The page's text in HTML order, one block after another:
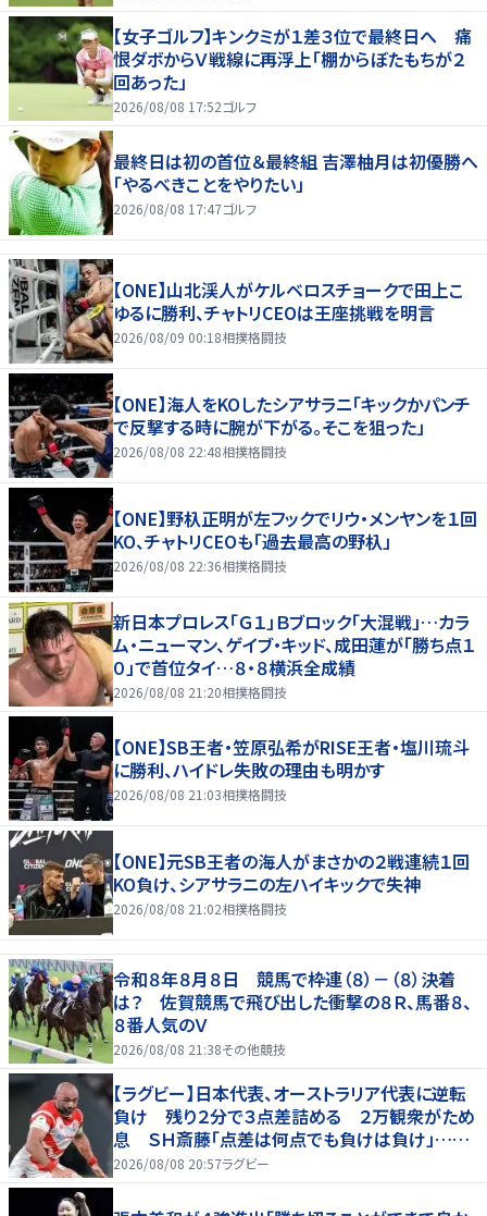
【女子ゴルフ】キンクミが１差３位で最終日へ 痛
恨ダボからＶ戦線に再浮上「棚からぼたもちが２
回あった」
2026/08/08 17:52ゴルフ
最終日は初の首位＆最終組 吉澤柚月は初優勝へ
「やるべきことをやりたい」
2026/08/08 17:47ゴルフ
【ONE】山北渓人がケルベロスチョークで田上こ
ゆるに勝利、チャトリCEOは王座挑戦を明言
2026/08/09 00:18相撲格闘技
【ONE】海人をKOしたシアサラニ「キックかパンチ
で反撃する時に腕が下がる。そこを狙った」
2026/08/08 22:48相撲格闘技
【ONE】野杁正明が左フックでリウ・メンヤンを１回
KO、チャトリCEOも「過去最高の野杁」
2026/08/08 22:36相撲格闘技
新日本プロレス「Ｇ１」Ｂブロック「大混戦」…カラ
ム・ニューマン、ゲイブ・キッド、成田蓮が「勝ち点１
０」で首位タイ…８・８横浜全成績
2026/08/08 21:20相撲格闘技
【ONE】SB王者・笠原弘希がRISE王者・塩川琉斗
に勝利、ハイドレ失敗の理由も明かす
2026/08/08 21:03相撲格闘技
【ONE】元SB王者の海人がまさかの２戦連続１回
KO負け、シアサラニの左ハイキックで失神
2026/08/08 21:02相撲格闘技
令和８年８月８日 競馬で枠連（８）－（８）決着
は？ 佐賀競馬で飛び出した衝撃の８Ｒ、馬番８、
８番人気のＶ
2026/08/08 21:38その他競技
【ラグビー】日本代表、オーストラリア代表に逆転
負け 残り２分で３点差詰める ２万観衆がため
息 ＳＨ斎藤「点差は何点でも負けは負け」…前
半にＳＯ伊藤龍が先制トライ、３２ー３５で惜敗
2026/08/08 20:57ラグビー